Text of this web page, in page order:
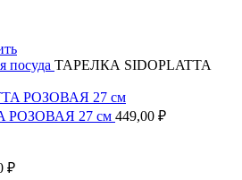
посуда ТАРЕЛКА SIDOPLATTA
РОЗОВАЯ 27 см 449,00 ₽
₽